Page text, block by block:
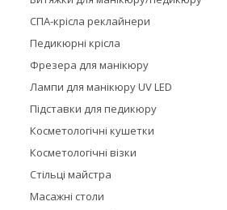
СПА-крісла реклайнери
Педикюрні крісла
Фрезера для манікюру
Лампи для манікюру UV LED
Підставки для педикюру
Косметологічні кушетки
Косметологічні візки
Стільці майстра
Масажні столи